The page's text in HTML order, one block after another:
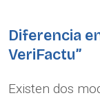
Diferencia
VeriFactu”
Existen dos